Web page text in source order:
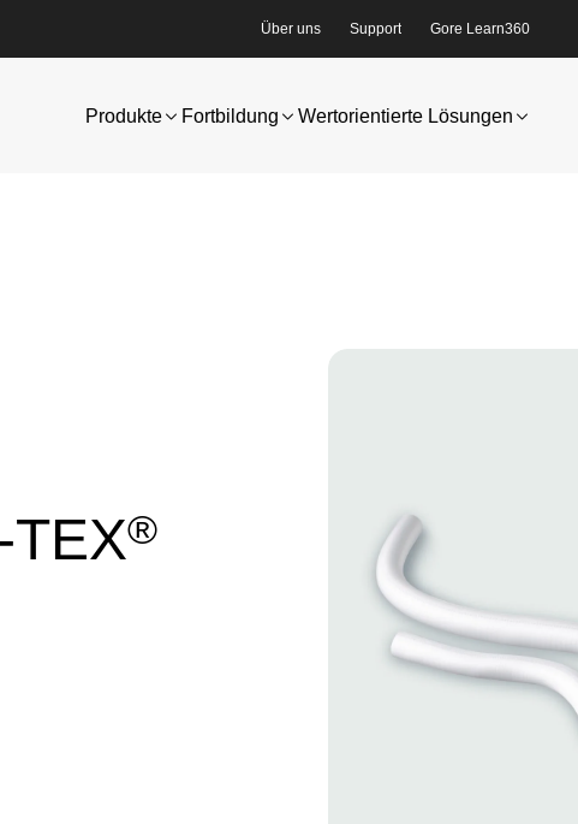
Über uns Support Gore Learn360
Produkte Fortbildung Wertorientierte Lösungen
®
Image